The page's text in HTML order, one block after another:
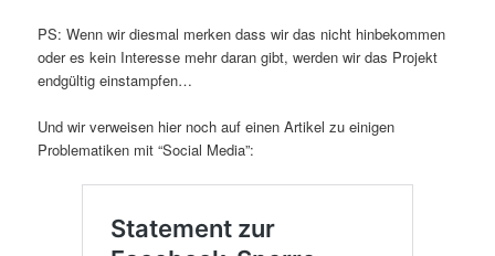
PS: Wenn wir diesmal merken dass wir das nicht hinbekommen
oder es kein Interesse mehr daran gibt, werden wir das Projekt
endgültig einstampfen…
Und wir verweisen hier noch auf einen Artikel zu einigen
Problematiken mit “Social Media”: